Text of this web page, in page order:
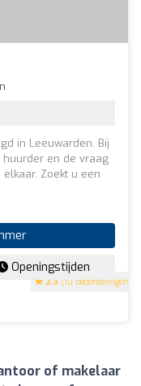
2.3 (10 beoordelingen)
in Leeuwarden. Bij
en de vraag
Zoekt u een
Openingstijden
of makelaar